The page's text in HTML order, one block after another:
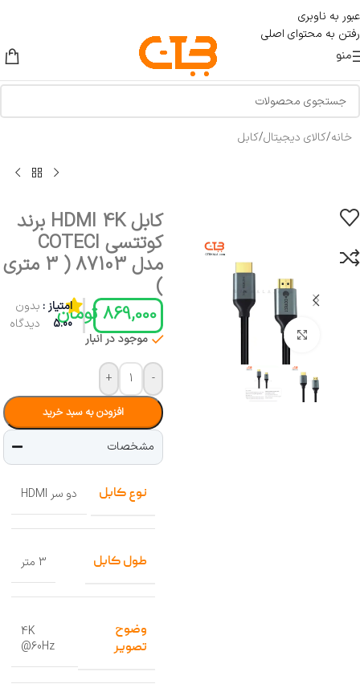
عبور به ناوبری
رفتن به محتوای اصلی
منو
خانه/کالای دیجیتال/کابل
بزرگنمایی تصویر
کابل HDMI 4K برند
کوتتسی COTECI
مدل 87103 ( 3 متری
)
869,000 تومانامتیاز :
5.00
بدون
دیدگاه
موجود در انبار
-
+
افزودن به سبد خرید
مشخصات
نوع کابل دو سر HDMI
طول کابل 3 متر
وضوح
تصویر
4K
@60Hz